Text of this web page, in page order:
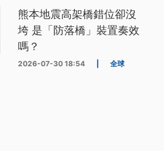
熊本地震高架橋錯位卻沒
垮 是「防落橋」裝置奏效
嗎？
2026-07-30 18:54 全球